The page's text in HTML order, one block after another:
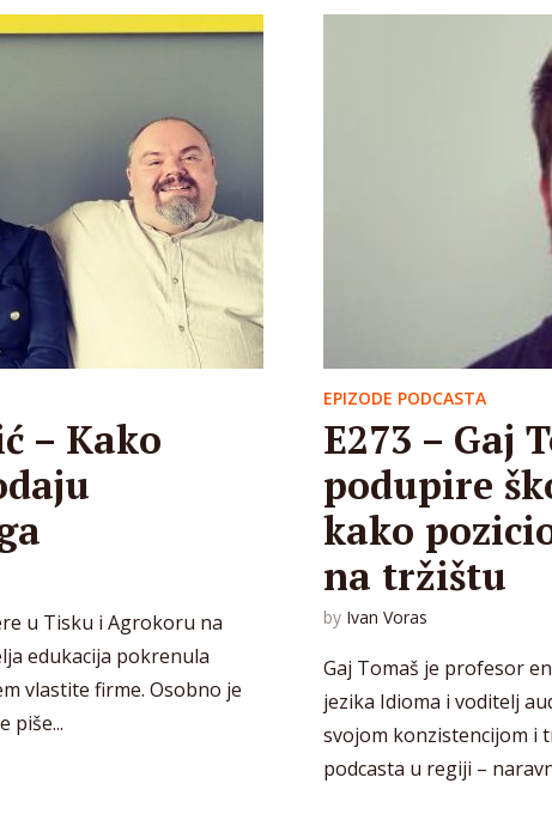
– Kako
u Tisku i Agrokoru na
edukacija pokrenula
vlastite firme. Osobno je
piše...
EPIZODE PODCASTA
E273 – Gaj
podupire
kako
na tržištu
by Ivan Voras
Gaj Tomaš je profesor
jezika Idioma i voditelj
svojom konzistencijom i
podcasta u regiji –